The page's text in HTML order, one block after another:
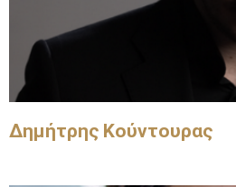
Δημήτρης Κούντουρας